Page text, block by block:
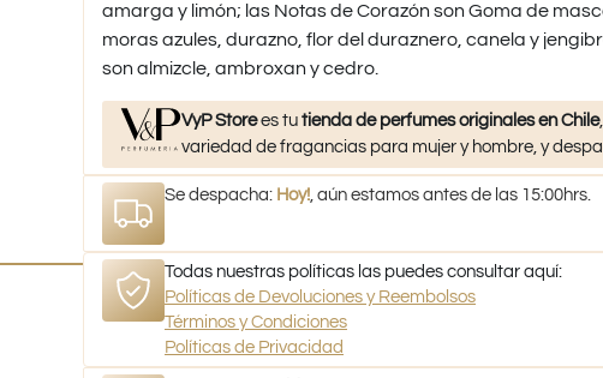
amarga y limón; las Notas de Corazón son Goma de
moras azules, durazno, flor del duraznero, canela y
son almizcle, ambroxan y cedro.
VyP Storees tutienda de perfumes originales en Chile
variedad de fragancias para mujer y hombre, y
Se despacha: Hoy! , aún estamos antes de las 15:00hrs.
Todas nuestras políticas las puedes consultar aquí:
Políticas de Devoluciones y Reembolsos
Términos y Condiciones
Políticas de Privacidad